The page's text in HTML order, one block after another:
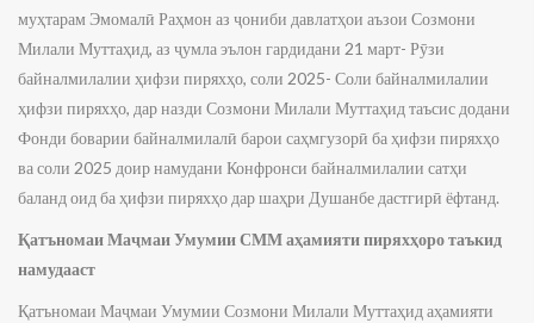
муҳтарам Эмомалӣ Раҳмон аз ҷониби давлатҳои аъзои Созмони
Милали Муттаҳид, аз ҷумла эълон гардидани 21 март- Рӯзи
байналмилалии ҳифзи пиряхҳо, соли 2025- Соли байналмилалии
ҳифзи пиряхҳо, дар назди Созмони Милали Муттаҳид таъсис додани
Фонди боварии байналмилалӣ барои саҳмгузорӣ ба ҳифзи пиряхҳо
ва соли 2025 доир намудани Конфронси байналмилалии сатҳи
баланд оид ба ҳифзи пиряхҳо дар шаҳри Душанбе дастгирӣ ёфтанд.
Қатъномаи Маҷмаи Умумии СММ аҳамияти пиряхҳоро таъкид
намудааст
Қатъномаи Маҷмаи Умумии Созмони Милали Муттаҳид аҳамияти